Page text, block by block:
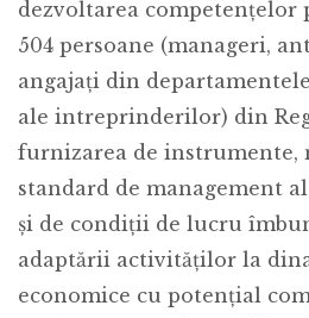
dezvoltarea competențelor
504 persoane (manageri,
angajați din
ale intreprinderilor) din
furnizarea de instrumente,
standard de management
și de condiții de lucru
adaptării activităților la
economice cu potențial